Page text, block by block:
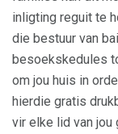
inligting reguit te
die bestuur van
besoekskedules
om jou huis in
hierdie gratis
vir elke lid van jou